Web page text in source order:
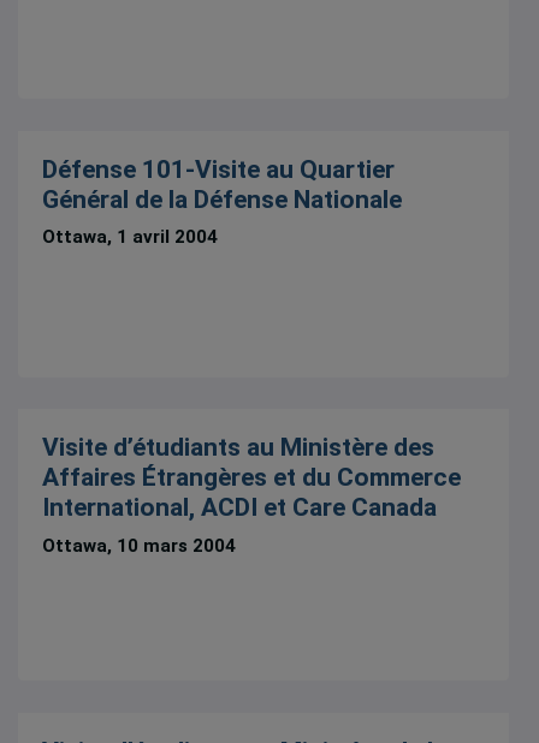
Défense 101-Visite au Quartier
Général de la Défense Nationale
Ottawa, 1 avril 2004
Visite d’étudiants au Ministère des
Affaires Étrangères et du Commerce
International, ACDI et Care Canada
Ottawa, 10 mars 2004